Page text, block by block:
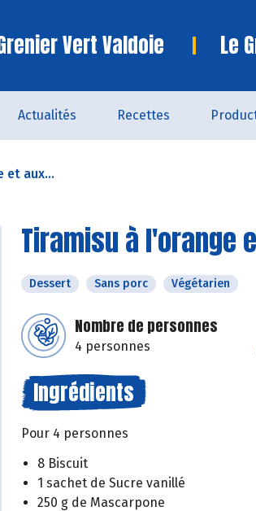
Vert Valdoie Le
Actualités Recettes
et aux...
Tiramisu à l'orange
Dessert Sans porc Végétarien
Nombre de personnes
4 personnes
Ingrédients
Pour 4 personnes
8 Biscuit
1 sachet de Sucre vanillé
250 g de Mascarpone